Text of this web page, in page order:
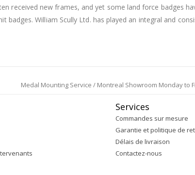
received new frames, and yet some land force badges
badges. William Scully Ltd. has played an integral and
Medal Mounting Service / Montreal Showroom Monday to
Services
Commandes sur mesure
Garantie et politique de
Délais de livraison
Contactez-nous